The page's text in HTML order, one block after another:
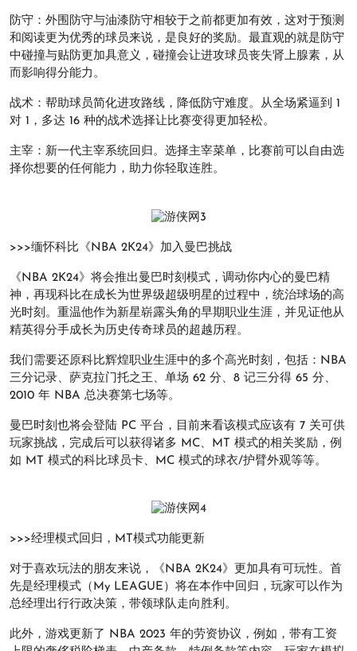
防守：外围防守与油漆防守相较于之前都更加有效，这对于预测
和阅读更为优秀的球员来说，是良好的奖励。最直观的就是防守
中碰撞与贴防更加具意义，碰撞会让进攻球员丧失肾上腺素，从
而影响得分能力。
战术：帮助球员简化进攻路线，降低防守难度。从全场紧逼到 1
对 1，多达 16 种的战术选择让比赛变得更加轻松。
主宰：新一代主宰系统回归。选择主宰菜单，比赛前可以自由选
择你想要的任何能力，助力你轻取连胜。
>>>缅怀科比《NBA 2K24》加入曼巴挑战
《NBA 2K24》将会推出曼巴时刻模式，调动你内心的曼巴精
神，再现科比在成长为世界级超级明星的过程中，统治球场的高
光时刻。重温他作为新星崭露头角的早期职业生涯，并见证他从
精英得分手成长为历史传奇球员的超越历程。
我们需要还原科比辉煌职业生涯中的多个高光时刻，包括：NBA
三分记录、萨克拉门托之王、单场 62 分、8 记三分得 65 分、
2010 年 NBA 总决赛第七场等。
曼巴时刻也将会登陆 PC 平台，目前来看该模式应该有 7 关可供
玩家挑战，完成后可以获得诸多 MC、MT 模式的相关奖励，例
如 MT 模式的科比球员卡、MC 模式的球衣/护臂外观等等。
>>>经理模式回归，MT模式功能更新
对于喜欢玩法的朋友来说，《NBA 2K24》更加具有可玩性。首
先是经理模式（My LEAGUE）将在本作中回归，玩家可以作为
总经理出行行政决策，带领球队走向胜利。
此外，游戏更新了 NBA 2023 年的劳资协议，例如，带有工资